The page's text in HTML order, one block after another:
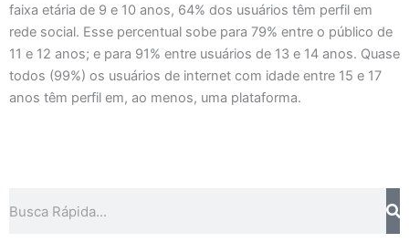
faixa etária de 9 e 10 anos, 64% dos usuários têm perfil em
rede social. Esse percentual sobe para 79% entre o público de
11 e 12 anos; e para 91% entre usuários de 13 e 14 anos. Quase
todos (99%) os usuários de internet com idade entre 15 e 17
anos têm perfil em, ao menos, uma plataforma.